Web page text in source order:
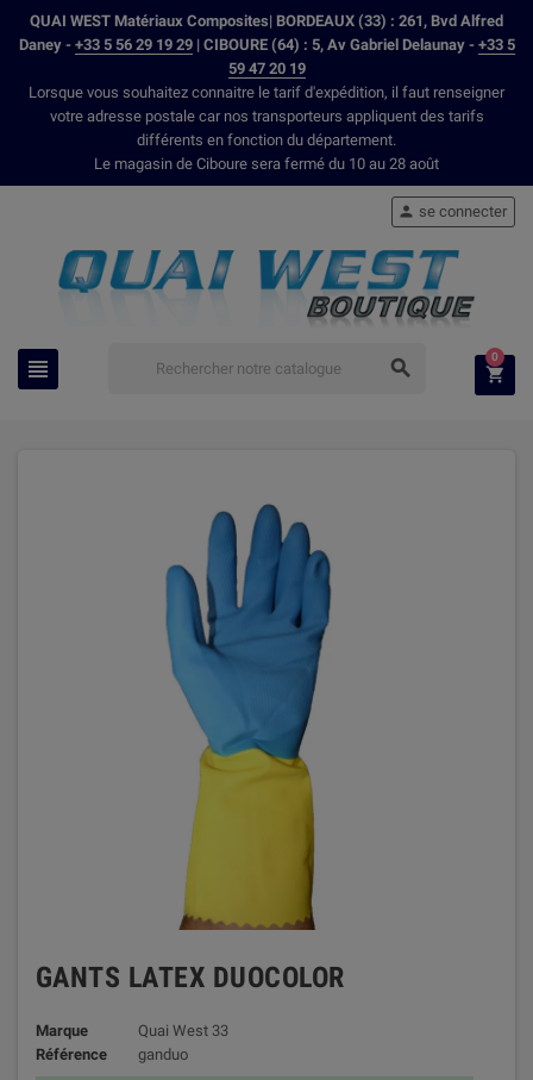
QUAI WEST Matériaux Composites| BORDEAUX (33) : 261, Bvd Alfred
Daney - +33 5 56 29 19 29| CIBOURE (64) : 5, Av Gabriel Delaunay - +33 5
59 47 20 19
Lorsque vous souhaitez connaitre le tarif d'expédition, il faut renseigner
votre adresse postale car nos transporteurs appliquent des tarifs
différents en fonction du département.
Le magasin de Ciboure sera fermé du 10 au 28 août
 
 se connecter

0
GANTS LATEX DUOCOLOR
Marque
Quai West 33
Référence
ganduo